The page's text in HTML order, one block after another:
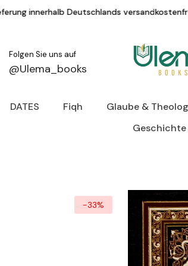
Zum Inhalt springen
versandkostenfrei.
Folgen Sie uns auf
@Ulema_books
DATES Fiqh Glaube &
-33%